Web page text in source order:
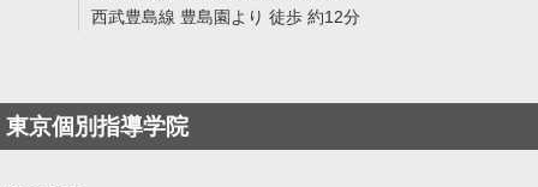
西武豊島線 豊島園より 徒歩 約12分
東京個別指導学院